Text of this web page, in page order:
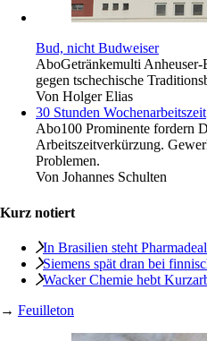
Bud, nicht Budweiser
AboGetränkemulti
gegen tschechische
Von Holger Elias
30 Stunden Wochenarbeitszeit
Abo100 Prominente fordern
Arbeitszeitverkürzung.
Problemen.
Von Johannes Schulten
Kurz notiert
In Brasilien steht
Siemens spät dran bei
Wacker Chemie hebt
→ Feuilleton